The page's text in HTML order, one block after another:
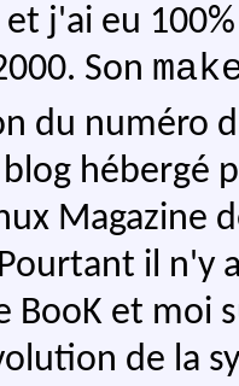
et j'ai eu
Son
du numéro
hébergé
Magazine
il n'y
BooK et moi
de la